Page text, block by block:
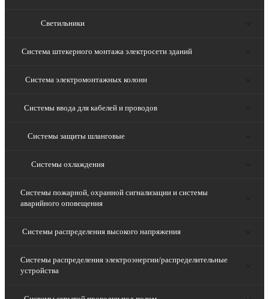
Светильники
Система штекерного монтажа электросети зданий
Система электромонтажных колонн
Системы ввода для кабелей и проводов
Системы защиты шланговые
Системы охлаждения
Системы пожарной, охранной сигнализации и системы
аварийного оповещения
Системы распределения высокого напряжения
Системы распределения электроэнергии/распределительные
устройства